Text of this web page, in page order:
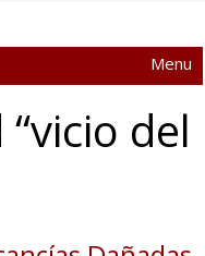
Menu
del